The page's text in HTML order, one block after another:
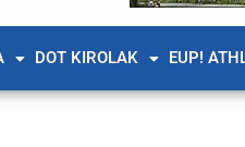
DOT KIROLAK EUP!